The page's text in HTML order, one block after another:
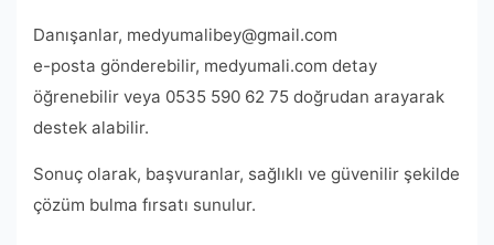
Danışanlar, medyumalibey@gmail.com
e-posta gönderebilir, medyumali.com detay
öğrenebilir veya 0535 590 62 75 doğrudan arayarak
destek alabilir.
Sonuç olarak, başvuranlar, sağlıklı ve güvenilir şekilde
çözüm bulma fırsatı sunulur.